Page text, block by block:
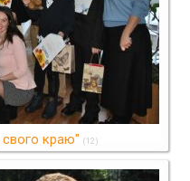
свого краю" (12)